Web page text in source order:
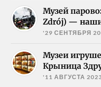
Музей
Zdrój) —
'29 СЕНТЯБРЯ
Музеи
Крыница
'11 АВГУСТА